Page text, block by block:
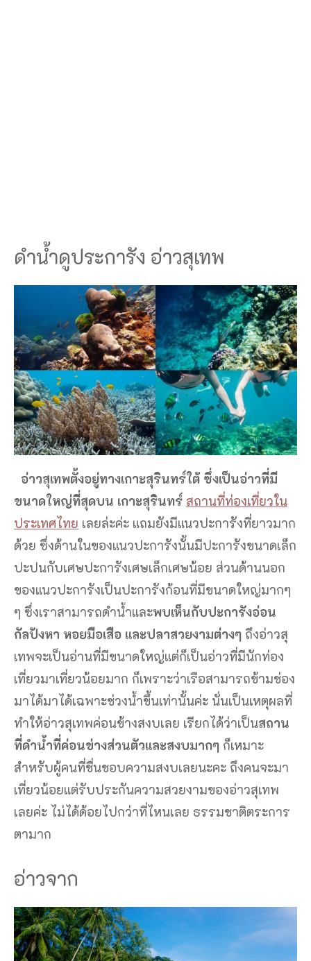
ดำน้ำดูประการัง อ่าวสุเทพ
อ่าวสุเทพตั้งอยู่ทางเกาะสุรินทร์ใต้ ซึ่งเป็นอ่าวที่มี
ขนาดใหญ่ที่สุดบน เกาะสุรินทร์ สถานที่ท่องเที่ยวใน
ประเทศไทย เลยล่ะค่ะ แถมยังมีแนวปะการังที่ยาวมาก
ด้วย ซึ่งด้านในของแนวปะการังนั้นมีปะการังขนาดเล็ก
ปะปนกับเศษปะการังเศษเล็กเศษน้อย ส่วนด้านนอก
ของแนวปะการังเป็นปะการังก้อนที่มีขนาดใหญ่มากๆ
ๆ ซึ่งเราสามารถดำน้ำและพบเห็นกับปะการังอ่อน
กัลปังหา หอยมือเสือ และปลาสวยงามต่างๆ ถึงอ่าวสุ
เทพจะเป็นอ่านที่มีขนาดใหญ่แต่ก็เป็นอ่าวที่มีนักท่อง
เที่ยวมาเที่ยวน้อยมาก ก็เพราะว่าเรือสามารถข้ามช่อง
มาได้มาได้เฉพาะช่วงน้ำขึ้นเท่านั้นค่ะ นั่นเป็นเหตุผลที่
ทำให้อ่าวสุเทพค่อนข้างสงบเลย เรียกได้ว่าเป็นสถาน
ที่ดำน้ำที่ค่อนข่างส่วนตัวและสงบมากๆ ก็เหมาะ
สำหรับผู้คนที่ชื่นชอบความสงบเลยนะคะ ถึงคนจะมา
เที่ยวน้อยแต่รับประกันความสวยงามของอ่าวสุเทพ
เลยค่ะ ไม่ได้ด้อยไปกว่าที่ไหนเลย ธรรมชาติตระการ
ตามาก
อ่าวจาก